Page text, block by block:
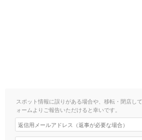
スポット情報に誤りがある場合や、移転・閉店し
ォームよりご報告いただけると幸いです。